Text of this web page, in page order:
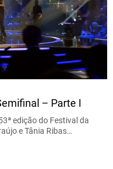
– Parte I
edição do Festival da
e Tânia Ribas…